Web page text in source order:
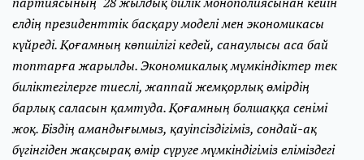
елдің президенттік басқару моделі мен экономикасы
күйреді. Қоғамның көпшілігі кедей, санаулысы аса бай
топтарға жарылды. Экономикалық мүмкіндіктер тек
биліктегілерге тиеслі, жаппай жемқорлық өмірдің
барлық саласын қамтуда. Қоғамның болшаққа сенімі
жоқ. Біздің амандығымыз, қауіпсіздігіміз, сондай-ақ
бүгінгіден жақсырақ өмір сүруге мүмкіндігіміз еліміздегі